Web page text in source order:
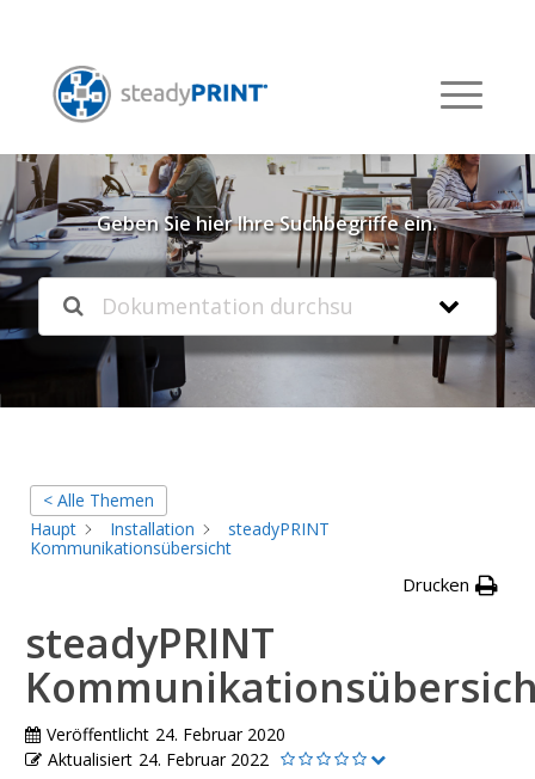
Willkommen in unserer
Knowledgebase
Geben Sie hier Ihre Suchbegriffe ein.
< Alle Themen
Haupt
Installation
steadyPRINT
Kommunikationsübersicht
Drucken
steadyPRINT
Veröffentlicht 24. Februar 2020
Aktualisiert 24. Februar 2022